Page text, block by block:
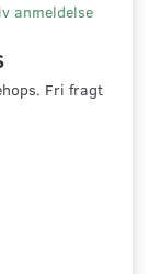
anmeldelse
Fri fragt